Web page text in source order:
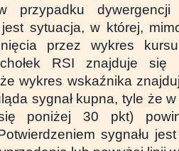
dywergencji
jest sytuacja, w której,
przez wykres
RSI znajduje
wykres wskaźnika
sygnał kupna, tyle że
poniżej 30 pkt)
sygnału